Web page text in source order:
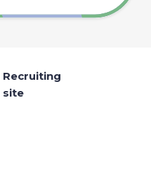
Recruiting
site